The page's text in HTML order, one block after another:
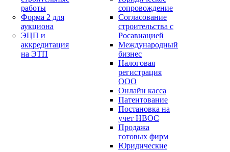
работы
Форма 2 для
аукциона
ЭЦП и
аккредитация
на ЭТП
сопровождение
Согласование
строительства с
Росавиацией
Международный
бизнес
Налоговая
регистрация
ООО
Онлайн касса
Патентование
Постановка на
учет НВОС
Продажа
готовых фирм
Юридические